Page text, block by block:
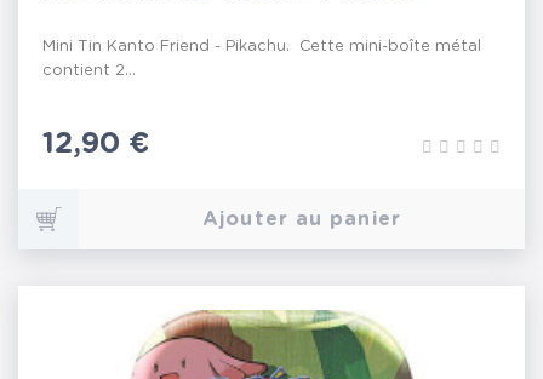
Mini Tin Kanto Friend - Pikachu. Cette mini-boîte métal
contient 2...
Prix
12,90 €
Ajouter au panier